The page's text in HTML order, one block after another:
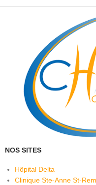
NOS SITES
Hôpital Delta
Clinique Ste-Anne St-